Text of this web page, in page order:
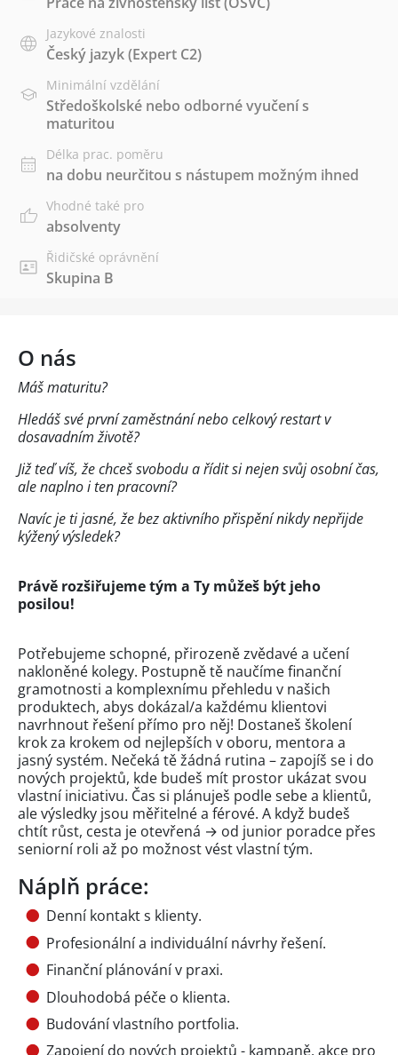
Jazykové znalosti
Český jazyk(Expert C2)
Minimální vzdělání
Středoškolské nebo odborné vyučení s
maturitou
Délka prac. poměru
na dobu neurčitou s nástupem možným ihned
Vhodné také pro
absolventy
Řidičské oprávnění
Skupina B
O nás
Máš maturitu?
Hledáš své první zaměstnání nebo celkový restart v
dosavadním životě?
Již teď víš, že chceš svobodu a řídit si nejen svůj osobní čas,
ale naplno i ten pracovní?
Navíc je ti jasné, že bez aktivního přispění nikdy nepřijde
kýžený výsledek?
Právě rozšiřujeme tým a Ty můžeš být jeho
posilou!
Potřebujeme schopné, přirozeně zvědavé a učení
nakloněné kolegy. Postupně tě naučíme finanční
gramotnosti a komplexnímu přehledu v našich
produktech, abys dokázal/a každému klientovi
navrhnout řešení přímo pro něj! Dostaneš školení
krok za krokem od nejlepších v oboru, mentora a
jasný systém. Nečeká tě žádná rutina – zapojíš se i do
nových projektů, kde budeš mít prostor ukázat svou
vlastní iniciativu. Čas si plánuješ podle sebe a klientů,
ale výsledky jsou měřitelné a férové. A když budeš
chtít růst, cesta je otevřená → od junior poradce přes
seniorní roli až po možnost vést vlastní tým.
Náplň práce:
Denní kontakt s klienty.
Profesionální a individuální návrhy řešení.
Finanční plánování v praxi.
Dlouhodobá péče o klienta.
Budování vlastního portfolia.
Zapojení do nových projektů - kampaně, akce pro